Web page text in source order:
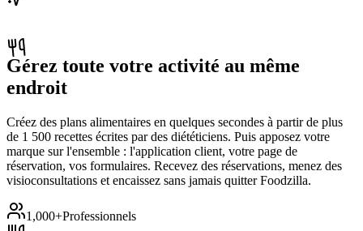
Gérez toute votre activité au même
endroit
Créez des plans alimentaires en quelques secondes à partir de plus
de 1 500 recettes écrites par des diététiciens. Puis apposez votre
marque sur l'ensemble : l'application client, votre page de
réservation, vos formulaires. Recevez des réservations, menez des
visioconsultations et encaissez sans jamais quitter Foodzilla.
1,000+Professionnels